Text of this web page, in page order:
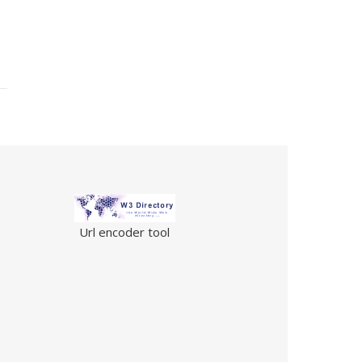
Url encoder tool